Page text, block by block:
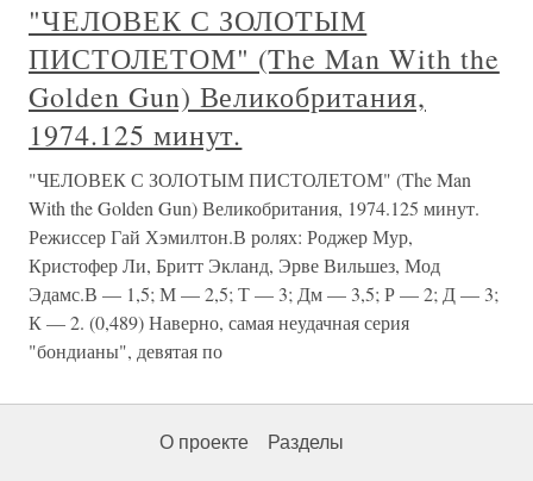
"ЧЕЛОВЕК С ЗОЛОТЫМ
ПИСТОЛЕТОМ" (The Man With the
Golden Gun) Великобритания,
1974.125 минут.
"ЧЕЛОВЕК С ЗОЛОТЫМ ПИСТОЛЕТОМ" (The Man
With the Golden Gun) Великобритания, 1974.125 минут.
Режиссер Гай Хэмилтон.В ролях: Роджер Мур,
Кристофер Ли, Бритт Экланд, Эрве Вильшез, Мод
Эдамс.В — 1,5; М — 2,5; Т — 3; Дм — 3,5; Р — 2; Д — 3;
К — 2. (0,489) Наверно, самая неудачная серия
"бондианы", девятая по
О проекте Разделы